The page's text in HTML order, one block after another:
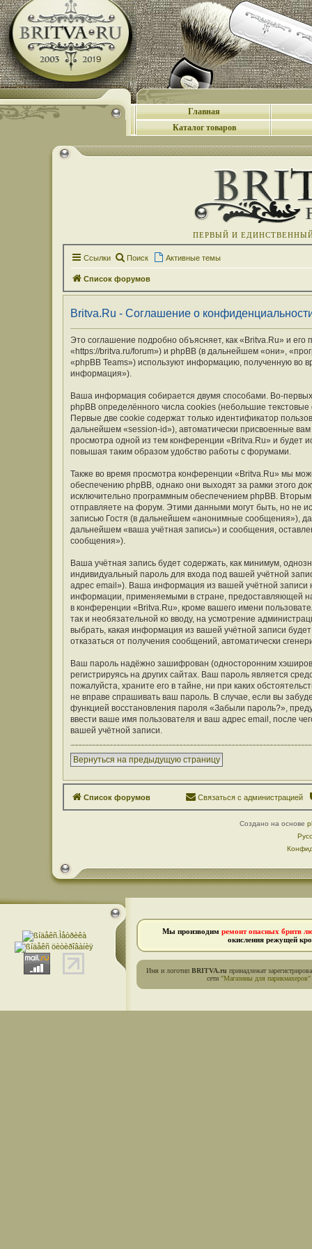
Главная
Каталог товаров
ПЕРВЫЙ И
Ссылки Поиск Активные темы
Список форумов
Britva.Ru - Соглашение о
Это соглашение подробно объясняет, как «Britva.Ru» и
«https://britva.ru/forum») и phpBB (в дальнейшем «они»,
«phpBB Teams») используют информацию, полученную во
информация»).
Ваша информация собирается двумя способами. Во-
phpBB определённого числа cookies (небольшие
Первые две cookie содержат только идентификатор
дальнейшем «session-id»), автоматически присвоенные
просмотра одной из тем конференции «Britva.Ru» и будет
повышая таким образом удобство работы с форумами.
Также во время просмотра конференции «Britva.Ru» мы
обеспечению phpBB, однако они выходят за рамки этого
исключительно программным обеспечением phpBB.
отправляете на форум. Этими данными могут быть, но не
записью Гостя (в дальнейшем «анонимные сообщения»),
дальнейшем «ваша учётная запись») и сообщения,
сообщения»).
Ваша учётная запись будет содержать, как минимум,
индивидуальный пароль для входа под вашей учётной
адрес email»). Ваша информация из вашей учётной
информации, применяемыми в стране, предоставляющей
в конференции «Britva.Ru», кроме вашего имени
так и необязательной ко вводу, на усмотрение
выбрать, какая информация из вашей учётной записи
отказаться от получения сообщений, автоматически
Ваш пароль надёжно зашифрован (односторонним
регистрируясь на других сайтах. Ваш пароль является
пожалуйста, храните его в тайне, ни при каких
не вправе спрашивать ваш пароль. В случае, если вы
функцией восстановления пароля «Забыли пароль?»,
ввести ваше имя пользователя и ваш адрес email, после
вашей учётной записи.
Вернуться на предыдущую страницу
Список форумов Связаться с администрацией
Создано на основе
Мы производим ремонт опасных бритв
окисления режущей
Имя и логотип BRITVA.ru принадлежат
сети "Магазины для парикмахеров"